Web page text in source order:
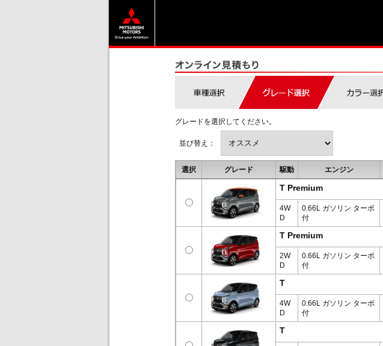
グレードを選択してください。
並び替え：
選択 グレード 駆動 エンジン
T Premium
4W
D
0.66L ガソリン ターボ
付
T Premium
2W
D
0.66L ガソリン ターボ
付
T
4W
D
0.66L ガソリン ターボ
付
T